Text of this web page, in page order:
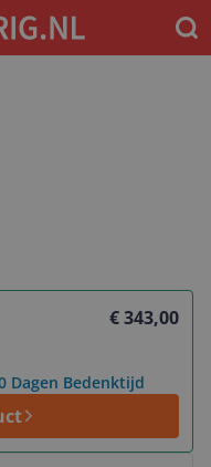
€ 343,00
Dagen Bedenktijd